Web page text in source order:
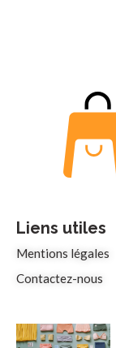
Liens utiles
Mentions légales
Contactez-nous